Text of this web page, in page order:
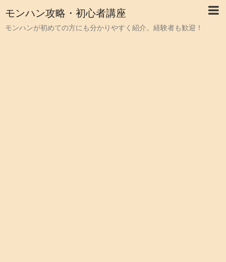
モンハン攻略・初心者講座
モンハンが初めての方にも分かりやすく紹介。経験者も歓迎！